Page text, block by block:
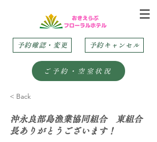
予約確認・変更 予約キャンセル
ご予約・空室状況
< Back
沖永良部島漁業協同組合 東組合
長ありがとうございます！